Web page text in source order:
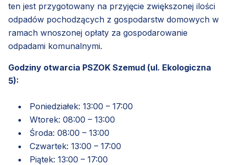
ten jest przygotowany na przyjęcie zwiększonej ilości
odpadów pochodzących z gospodarstw domowych w
ramach wnoszonej opłaty za gospodarowanie
odpadami komunalnymi.
Godziny otwarcia PSZOK Szemud (ul. Ekologiczna
5):
Poniedziałek: 13:00 – 17:00
Wtorek: 08:00 – 13:00
Środa: 08:00 – 13:00
Czwartek: 13:00 – 17:00
Piątek: 13:00 – 17:00